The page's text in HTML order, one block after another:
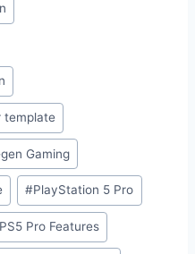
template
Gaming
#PlayStation 5 Pro
PS5 Pro Features